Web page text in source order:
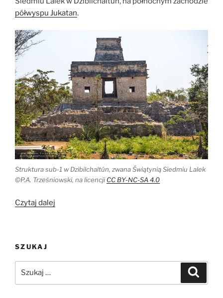
półwyspu Jukatan.
Struktura sub-1 w Dzibilchaltún, zwana Świątynią Siedmiu Lalek
©P.A. Trześniowski, na licencji CC BY-NC-SA 4.0
Czytaj dalej
ruinach
–
SZUKAJ